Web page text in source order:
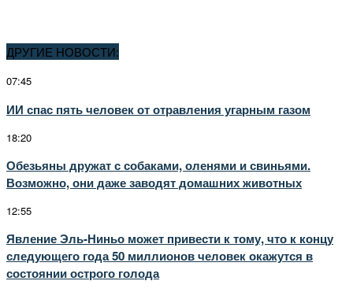
ДРУГИЕ НОВОСТИ:
07:45
ИИ спас пять человек от отравления угарным газом
18:20
Обезьяны дружат с собаками, оленями и свиньями.
Возможно, они даже заводят домашних животных
12:55
Явление Эль-Ниньо может привести к тому, что к концу
следующего года 50 миллионов человек окажутся в
состоянии острого голода